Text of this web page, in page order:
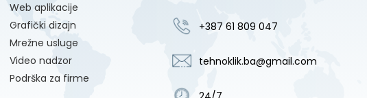
Web aplikacije
Grafički dizajn
Mrežne usluge
Video nadzor
Podrška za firme
+387 61 809 047
tehnoklik.ba@gmail.com